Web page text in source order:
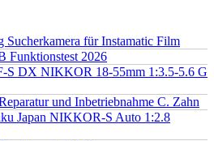
für Instamatic Film
Funktionstest 2026
S DX NIKKOR 18-55mm 1:3.5-5.6 G
und Inbetriebnahme C. Zahn
Japan NIKKOR-S Auto 1:2.8